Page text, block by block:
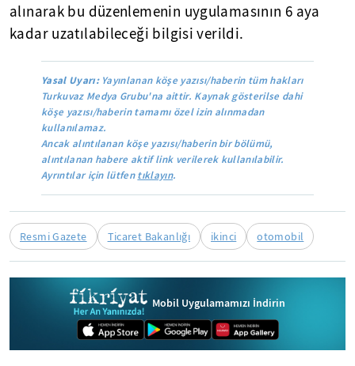
alınarak bu düzenlemenin uygulamasının 6 aya
kadar uzatılabileceği bilgisi verildi.
Yasal Uyarı:Yayınlanan köşe yazısı/haberin tüm hakları
Turkuvaz Medya Grubu'na aittir. Kaynak gösterilse dahi
köşe yazısı/haberin tamamı özel izin alınmadan
kullanılamaz.
Ancak alıntılanan köşe yazısı/haberin bir bölümü,
alıntılanan habere aktif link verilerek kullanılabilir.
Ayrıntılar için lütfentıklayın.
Resmi Gazete Ticaret Bakanlığı ikinci otomobil
Mobil Uygulamamızı İndirin